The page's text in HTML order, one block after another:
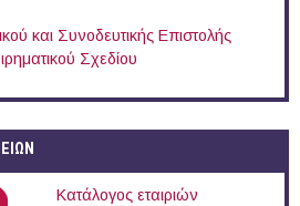
και Συνοδευτικής Επιστολής
Σχεδίου
Κατάλογος εταιριών